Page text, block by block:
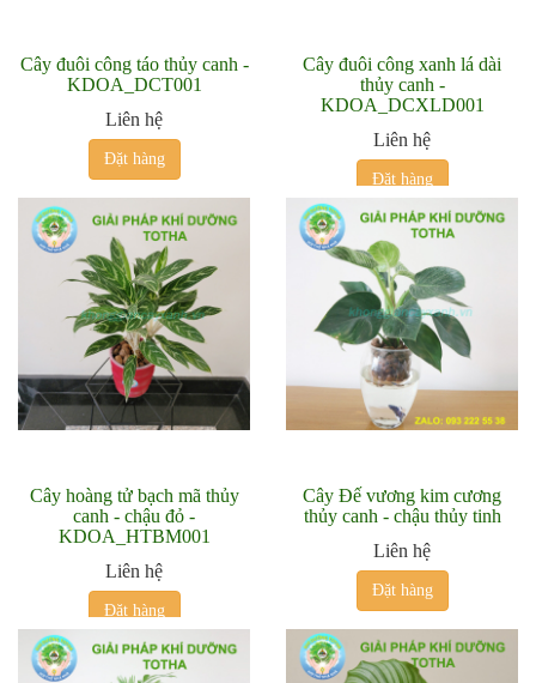
Cây đuôi công táo thủy canh -
KDOA_DCT001
Liên hệ
Đặt hàng
Cây đuôi công xanh lá dài
thủy canh -
KDOA_DCXLD001
Liên hệ
Đặt hàng
Cây hoàng tử bạch mã thủy
canh - chậu đỏ -
KDOA_HTBM001
Liên hệ
Đặt hàng
Cây Đế vương kim cương
thủy canh - chậu thủy tinh
Liên hệ
Đặt hàng